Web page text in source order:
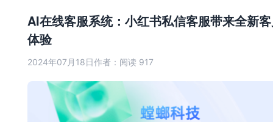
AI在线客服系统：小红书私信客服带来全新
体验
2024年07月18日作者： 阅读 917